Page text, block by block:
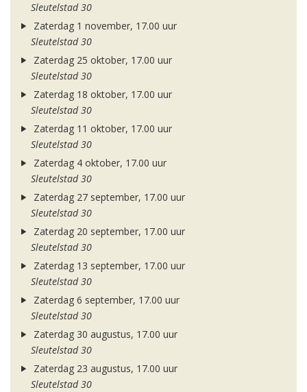
Sleutelstad 30
Zaterdag 1 november, 17.00 uur
Sleutelstad 30
Zaterdag 25 oktober, 17.00 uur
Sleutelstad 30
Zaterdag 18 oktober, 17.00 uur
Sleutelstad 30
Zaterdag 11 oktober, 17.00 uur
Sleutelstad 30
Zaterdag 4 oktober, 17.00 uur
Sleutelstad 30
Zaterdag 27 september, 17.00 uur
Sleutelstad 30
Zaterdag 20 september, 17.00 uur
Sleutelstad 30
Zaterdag 13 september, 17.00 uur
Sleutelstad 30
Zaterdag 6 september, 17.00 uur
Sleutelstad 30
Zaterdag 30 augustus, 17.00 uur
Sleutelstad 30
Zaterdag 23 augustus, 17.00 uur
Sleutelstad 30